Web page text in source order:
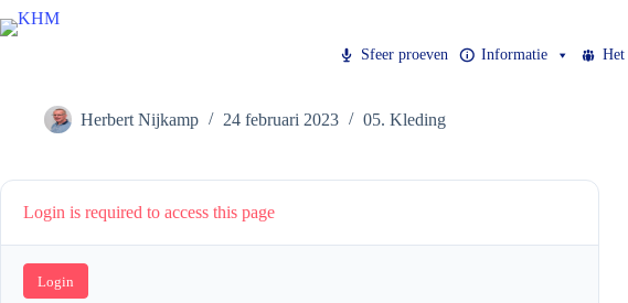
Ga
naar
Sfeer proeven Informatie
Herbert Nijkamp 24 februari 2023 05. Kleding
Login is required to access this page
Login